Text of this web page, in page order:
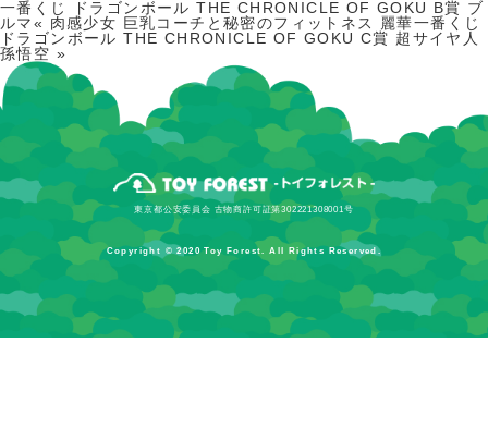
一番くじ ドラゴンボール THE CHRONICLE OF GOKU B賞 ブ
ルマ« 肉感少女 巨乳コーチと秘密のフィットネス 麗華一番くじ
ドラゴンボール THE CHRONICLE OF GOKU C賞 超サイヤ人
孫悟空 »
東京都公安委員会 古物商許可証第302221308001号
Copyright © 2020 Toy Forest. All Rights Reserved.